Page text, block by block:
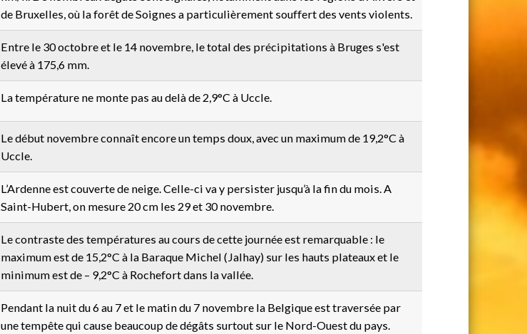
de Bruxelles, où la forêt de Soignes a particulièrement souffert des vents violents.
Entre le 30 octobre et le 14 novembre, le total des précipitations à Bruges s'est
élevé à 175,6 mm.
La température ne monte pas au delà de 2,9°C à Uccle.
Le début novembre connaît encore un temps doux, avec un maximum de 19,2°C à
Uccle.
L’Ardenne est couverte de neige. Celle-ci va y persister jusqu’à la fin du mois. A
Saint-Hubert, on mesure 20 cm les 29 et 30 novembre.
Le contraste des températures au cours de cette journée est remarquable : le
maximum est de 15,2°C à la Baraque Michel (Jalhay) sur les hauts plateaux et le
minimum est de – 9,2°C à Rochefort dans la vallée.
Pendant la nuit du 6 au 7 et le matin du 7 novembre la Belgique est traversée par
une tempête qui cause beaucoup de dégâts surtout sur le Nord-Ouest du pays.